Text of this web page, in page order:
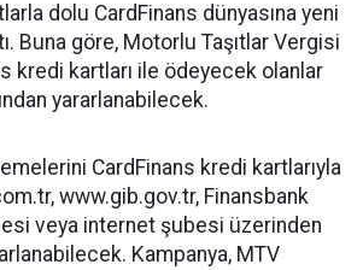
dolu CardFinans dünyasına yeni
Buna göre, Motorlu Taşıtlar Vergisi
kredi kartları ile ödeyecek olanlar
yararlanabilecek.
CardFinans kredi kartlarıyla
www.gib.gov.tr, Finansbank
veya internet şubesi üzerinden
Kampanya, MTV